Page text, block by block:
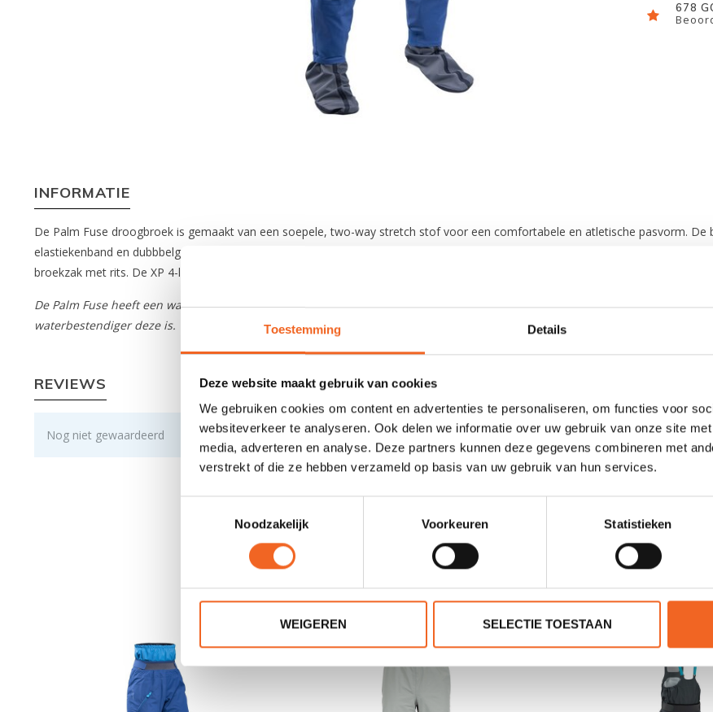
Toestemming Details
Deze website maakt gebruik van cookies
We gebruiken cookies om content en advertenties te personaliseren, om functies voor
websiteverkeer te analyseren. Ook delen we informatie over uw gebruik van onze site
media, adverteren en analyse. Deze partners kunnen deze gegevens combineren met
verstrekt of die ze hebben verzameld op basis van uw gebruik van hun services.
Noodzakelijk
Voorkeuren Statistieken
WEIGEREN SELECTIE TOESTAAN
678
INFORMATIE
De Palm Fuse droogbroek is gemaakt van een soepele, two-way stretch stof voor een comfortabele en atletische pasvorm.
elastiekenband en dubbbelgetapete sokken van ademend, 4-laags stof. De broek is gemaakt van XP 4-laags stretchstof
broekzak met rits. De XP 4-laags stof is sterk en slijtvast en kan daarmee veel hebben.
De Palm Fuse heeft een waterkolom van 25.000 mm, dit geeft aan hoeveel druk water op het materiaal kan uitoefenen
waterbestendiger deze is. Toch is het goed om te weten dat bij continue frictie, bijvoorbeeld bij continu contact tussen het
REVIEWS
Nog niet gewaardeerd
JE BEOORDELING TOEVOEGEN
GERELATEERDE